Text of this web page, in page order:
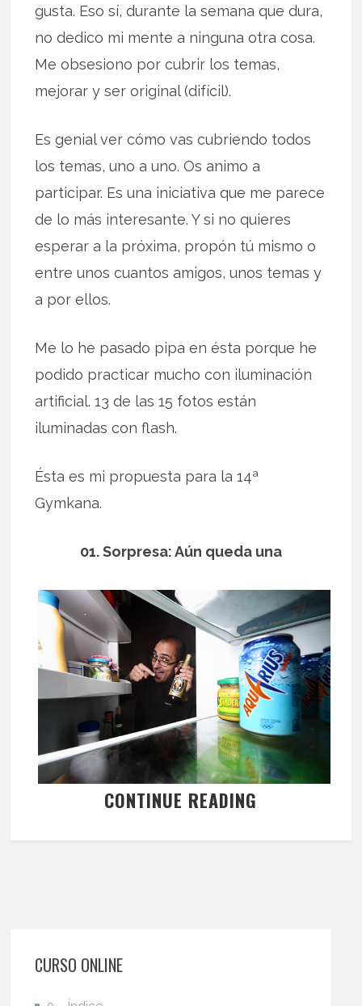
gusta. Eso sí, durante la semana que dura,
no dedico mi mente a ninguna otra cosa.
Me obsesiono por cubrir los temas,
mejorar y ser original (difícil).
Es genial ver cómo vas cubriendo todos
los temas, uno a uno. Os animo a
participar. Es una iniciativa que me parece
de lo más interesante. Y si no quieres
esperar a la próxima, propón tú mismo o
entre unos cuantos amigos, unos temas y
a por ellos.
Me lo he pasado pipa en ésta porque he
podido practicar mucho con iluminación
artificial. 13 de las 15 fotos están
iluminadas con flash.
Ésta es mi propuesta para la 14ª
Gymkana.
01. Sorpresa: Aún queda una
CONTINUE READING
CURSO ONLINE